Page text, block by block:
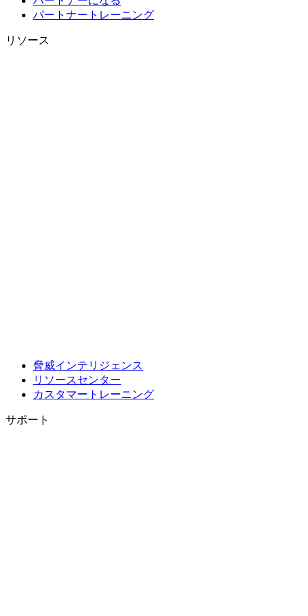
パートナートレーニング
リソース
脅威インテリジェンス
リソースセンター
カスタマートレーニング
サポート